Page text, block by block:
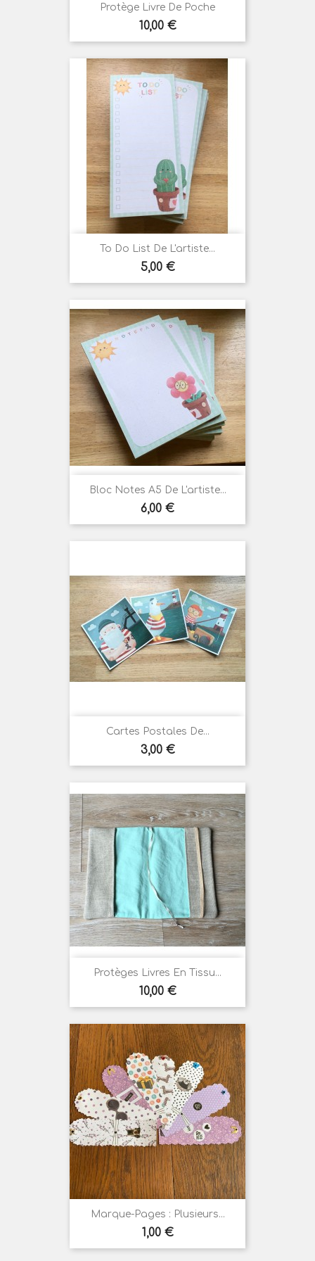
Protège Livre De Poche
Prix
10,00 €
To Do List De L'artiste...
Prix
5,00 €
Bloc Notes A5 De L'artiste...
Prix
6,00 €
Cartes Postales De...
Prix
3,00 €
Protèges Livres En Tissu...
Prix
10,00 €
Marque-Pages : Plusieurs...
Prix
1,00 €